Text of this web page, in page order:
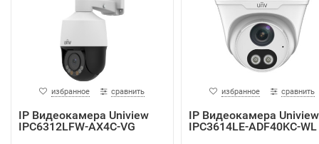
избранное сравнить
IP Видеокамера Uniview
IPC6312LFW-AX4C-VG
избранное сравнить
IP Видеокамера Uniview
IPC3614LE-ADF40KC-WL